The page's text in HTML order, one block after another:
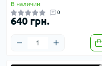
В наличии
0
640 грн.